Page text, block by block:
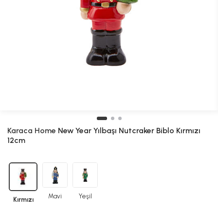
Karaca Home New Year Yılbaşı Nutcraker Biblo Kırmızı
12cm
Kırmızı Mavi Yeşil